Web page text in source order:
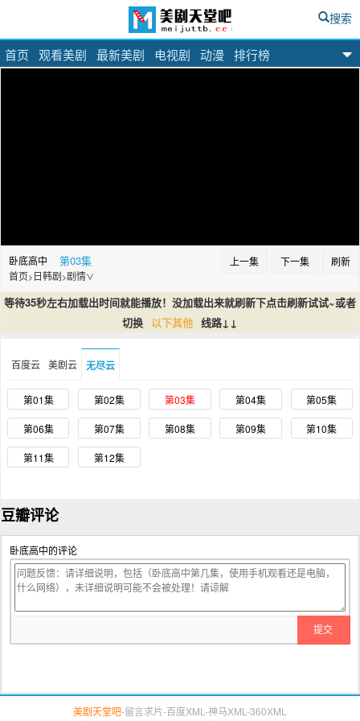
美剧天堂吧
首页 观看美剧 最新美剧 电视剧 动漫 排行榜
搜索
上一集 下一集 刷新
卧底高中 第03集
首页> 日韩剧>剧情∨
等待35秒左右加载出时间就能播放！没加载出来就刷新下点击刷新试试~或者
切换 以下其他 线路↓↓
百度云 美剧云 无尽云
第01集 第02集 第03集 第04集 第05集
第06集 第07集 第08集 第09集 第10集
第11集 第12集
豆瓣评论
卧底高中的评论
美剧天堂吧-留言求片-百度XML -神马XML -360XML